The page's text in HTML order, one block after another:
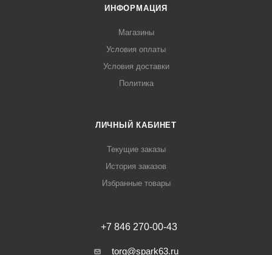
ИНФОРМАЦИЯ
Магазины
Условия оплаты
Условия доставки
Политика
ЛИЧНЫЙ КАБИНЕТ
Текущие заказы
История заказов
Избранные товары
+7 846 270-00-43
torg@spark63.ru